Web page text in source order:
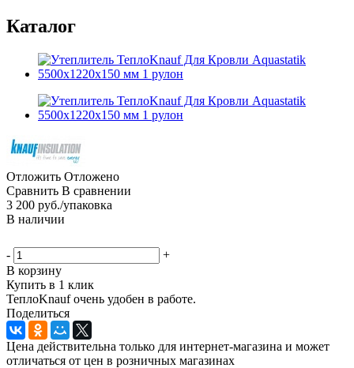
Каталог
Отложить Отложено
Сравнить В сравнении
3 200 руб./упаковка
В наличии
-
+
В корзину
Купить в 1 клик
ТеплоKnauf очень удобен в работе.
Поделиться
Цена действительна только для интернет-магазина и может
отличаться от цен в розничных магазинах